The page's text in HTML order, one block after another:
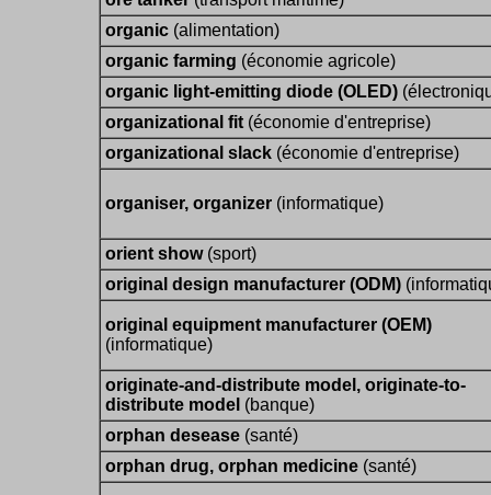
organic (alimentation)
organic farming (économie agricole)
organic light-emitting diode (OLED)
organizational fit (économie d'entreprise)
organizational slack (économie d'entreprise)
organiser, organizer (informatique)
orient show(sport)
original design manufacturer (ODM)
original equipment manufacturer (OEM)
(informatique)
originate-and-distribute model, originate-to-
distribute model (banque)
orphan desease (santé)
orphan drug, orphan medicine (santé)